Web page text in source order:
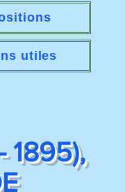
utiles
1895),